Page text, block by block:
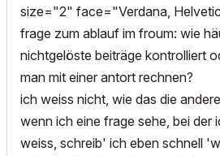
size="2" face="Verdana,
frage zum ablauf im froum: wie
nichtgelöste beiträge kontrolliert
man mit einer antort rechnen?
ich weiss nicht, wie das die
wenn ich eine frage sehe, bei der
weiss, schreib' ich eben schnell